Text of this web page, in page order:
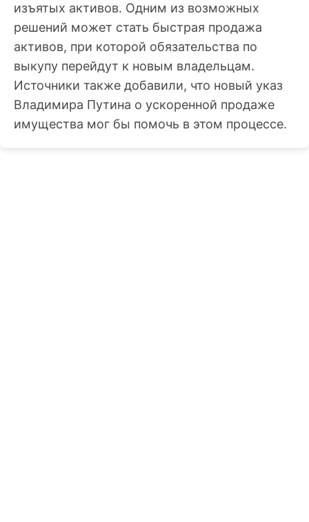
изъятых активов. Одним из возможных
решений может стать быстрая продажа
активов, при которой обязательства по
выкупу перейдут к новым владельцам.
Источники также добавили, что новый указ
Владимира Путина о ускоренной продаже
имущества мог бы помочь в этом процессе.